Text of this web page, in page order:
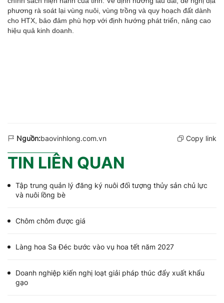
phương rà soát lại vùng nuôi, vùng trồng và quy hoạch đất dành
cho HTX, bảo đảm phù hợp với định hướng phát triển, nâng cao
hiệu quả kinh doanh.
Nguồn:baovinhlong.com.vn Copy link
TIN LIÊN QUAN
Tập trung quản lý đăng ký nuôi đối tượng thủy sản chủ lực
và nuôi lồng bè
Chôm chôm được giá
Làng hoa Sa Đéc bước vào vụ hoa tết năm 2027
Doanh nghiệp kiến nghị loạt giải pháp thúc đẩy xuất khẩu
gạo